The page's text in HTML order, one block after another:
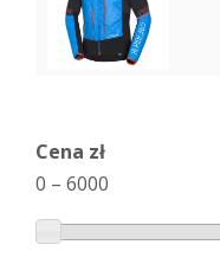
Cena zł
0 – 6000